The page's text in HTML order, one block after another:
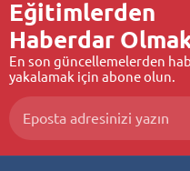
Eğitimlerden
Haberdar
En son güncellemelerden
yakalamak için abone olun.